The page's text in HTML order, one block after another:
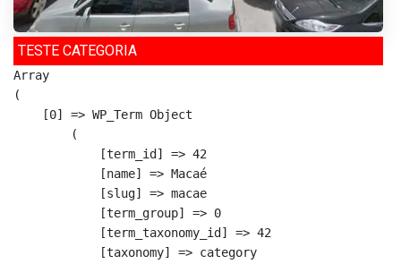
TESTE CATEGORIA
Array
(
    [0] => WP_Term Object
        (
            [term_id] => 42
            [name] => Macaé
            [slug] => macae
            [term_group] => 0
            [term_taxonomy_id] => 42
            [taxonomy] => category